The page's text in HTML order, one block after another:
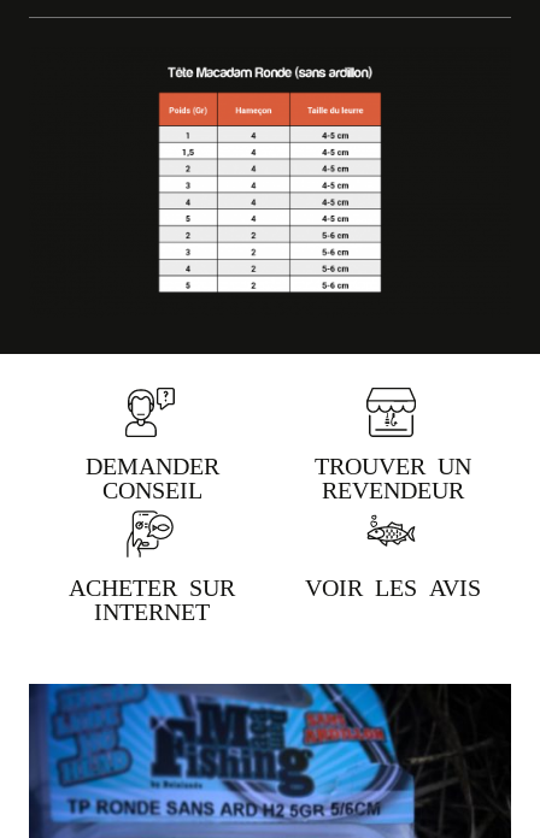
DEMANDER
CONSEIL
TROUVER UN
REVENDEUR
ACHETER SUR
INTERNET
VOIR LES AVIS